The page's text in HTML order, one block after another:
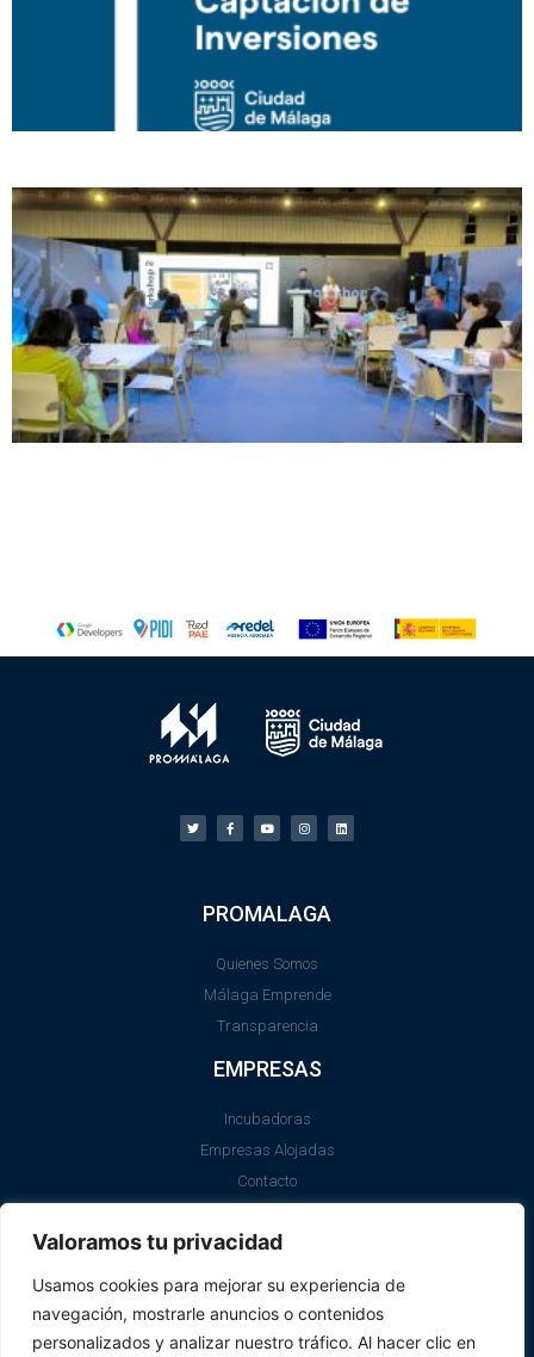
Valoramos tu privacidad
Usamos cookies para mejorar su experiencia de
navegación, mostrarle anuncios o contenidos
personalizados y analizar nuestro tráfico. Al hacer clic en
PROMALAGA
Quienes Somos
Málaga Emprende
Transparencia
EMPRESAS
Incubadoras
Empresas Alojadas
Contacto
Aviso Legal
Política de Cookies
SII